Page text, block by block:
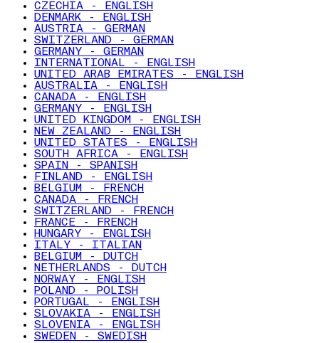
CZECHIA - ENGLISH
DENMARK - ENGLISH
AUSTRIA - GERMAN
SWITZERLAND - GERMAN
GERMANY - GERMAN
INTERNATIONAL - ENGLISH
UNITED ARAB EMIRATES - ENGLISH
AUSTRALIA - ENGLISH
CANADA - ENGLISH
GERMANY - ENGLISH
UNITED KINGDOM - ENGLISH
NEW ZEALAND - ENGLISH
UNITED STATES - ENGLISH
SOUTH AFRICA - ENGLISH
SPAIN - SPANISH
FINLAND - ENGLISH
BELGIUM - FRENCH
CANADA - FRENCH
SWITZERLAND - FRENCH
FRANCE - FRENCH
HUNGARY - ENGLISH
ITALY - ITALIAN
BELGIUM - DUTCH
NETHERLANDS - DUTCH
NORWAY - ENGLISH
POLAND - POLISH
PORTUGAL - ENGLISH
SLOVAKIA - ENGLISH
SLOVENIA - ENGLISH
SWEDEN - SWEDISH